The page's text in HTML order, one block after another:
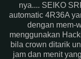
nya.... SEIKO
automatic 4R36A
dengan mem-
menggunakan
bila crown ditarik
jam dan menit